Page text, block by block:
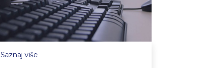
Saznaj više